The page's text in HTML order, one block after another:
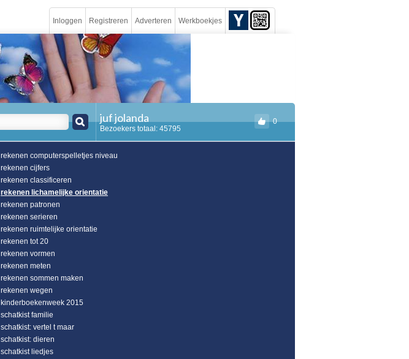
Inloggen Registreren Adverteren Werkboekjes
0
juf jolanda
Bezoekers totaal: 45795
rekenen computerspelletjes niveau
rekenen cijfers
rekenen classificeren
rekenen lichamelijke orientatie
rekenen patronen
rekenen serieren
rekenen ruimtelijke orientatie
rekenen tot 20
rekenen vormen
rekenen meten
rekenen sommen maken
rekenen wegen
kinderboekenweek 2015
schatkist familie
schatkist: vertel t maar
schatkist: dieren
schatkist liedjes